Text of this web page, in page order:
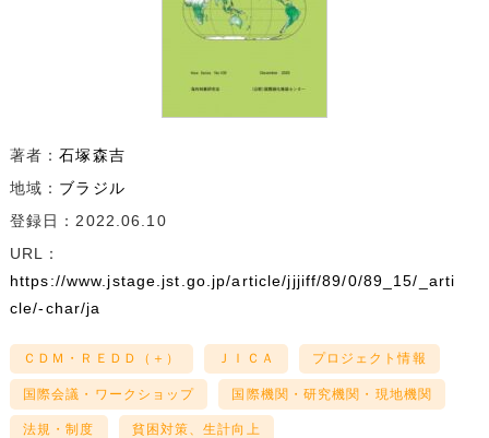
著者：石塚森吉
地域： ブラジル
登録日：2022.06.10
URL：
https://www.jstage.jst.go.jp/article/jjjiff/89/0/89_15/_arti
cle/-char/ja
ＣＤＭ・ＲＥＤＤ（＋） ＪＩＣＡ プロジェクト情報
国際会議・ワークショップ 国際機関・研究機関・現地機関
法規・制度 貧困対策、生計向上